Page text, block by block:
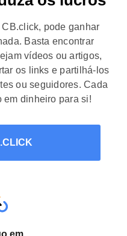
pode ganhar
Basta encontrar
vídeos ou artigos,
os links e partilhá-los
ou seguidores. Cada
em dinheiro para si!
em